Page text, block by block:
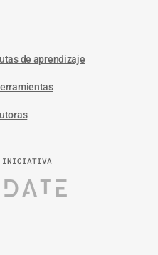
de aprendizaje
INICIATIVA